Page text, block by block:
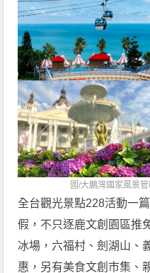
圖/大鵬灣國家風景
全台觀光景點228活動一
假，不只逐鹿文創園區推
冰場，六福村、劍湖山、
惠，另有美食文創市集、